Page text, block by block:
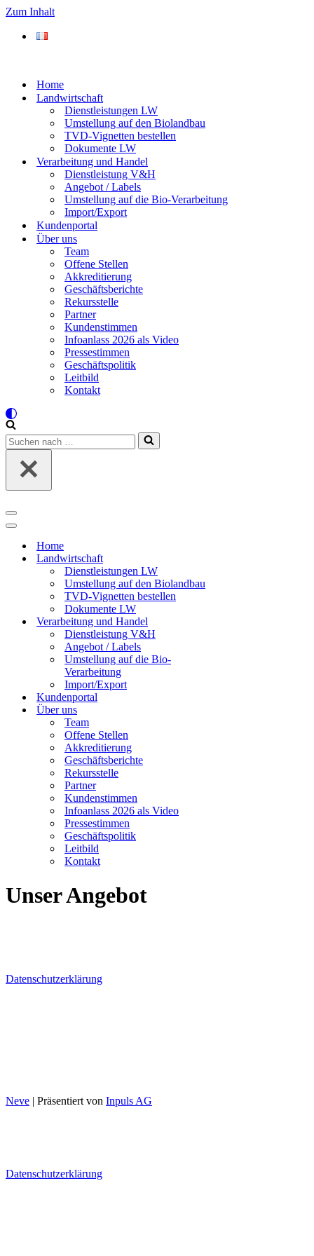
Zum Inhalt
Home
Landwirtschaft
Dienstleistungen LW
Umstellung auf den Biolandbau
TVD-Vignetten bestellen
Dokumente LW
Verarbeitung und Handel
Dienstleistung V&H
Angebot / Labels
Umstellung auf die Bio-Verarbeitung
Import/Export
Kundenportal
Über uns
Team
Offene Stellen
Akkreditierung
Geschäftsberichte
Rekursstelle
Partner
Kundenstimmen
Infoanlass 2026 als Video
Pressestimmen
Geschäftspolitik
Leitbild
Kontakt
Suchen
nach …
Navigations-
Menü
Navigations-
Home
Landwirtschaft
Dienstleistungen LW
Umstellung auf den Biolandbau
TVD-Vignetten bestellen
Dokumente LW
Verarbeitung und Handel
Dienstleistung V&H
Angebot / Labels
Umstellung auf die Bio-
Verarbeitung
Import/Export
Kundenportal
Über uns
Team
Offene Stellen
Akkreditierung
Geschäftsberichte
Rekursstelle
Partner
Kundenstimmen
Infoanlass 2026 als Video
Pressestimmen
Geschäftspolitik
Leitbild
Kontakt
Unser Angebot
Datenschutzerklärung
Neve | Präsentiert von Inpuls AG
Datenschutzerklärung